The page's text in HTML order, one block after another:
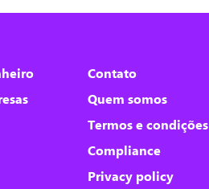
Contato
Quem somos
Termos e condições
Compliance
Privacy policy
de cookies
para